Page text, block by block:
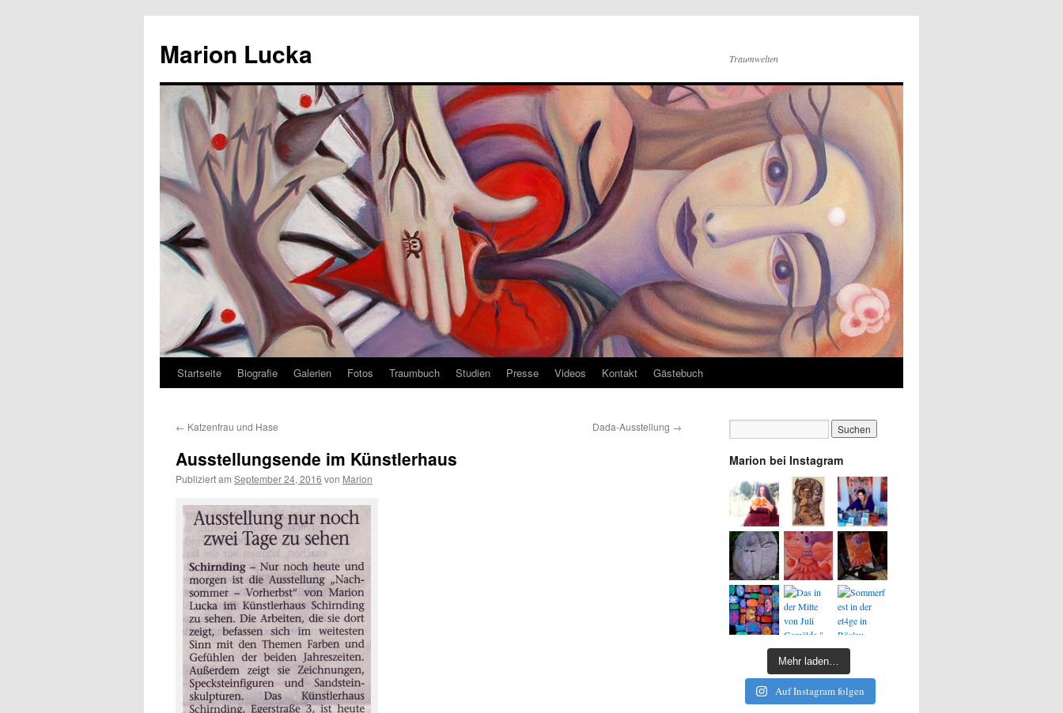
Marion Lucka Traumwelten
Zum
springen
Startseite Biografie Galerien Fotos Traumbuch Studien Presse Videos Kontakt Gästebuch
← Katzenfrau und Hase Dada-Ausstellung →
Ausstellungsende im Künstlerhaus
Publiziert am September 24, 2016 von Marion
Marion bei Instagram
Mehr laden…
Auf Instagram folgen